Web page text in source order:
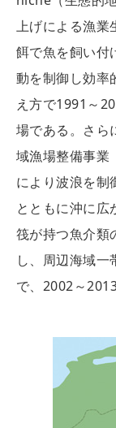
上げによる漁業
餌で魚を飼い付
動を制御し効率
え方で1991～
場である。さら
域漁場整備事業
により波浪を制
とともに沖に広
筏が持つ魚介類
し、周辺海域
で、2002～